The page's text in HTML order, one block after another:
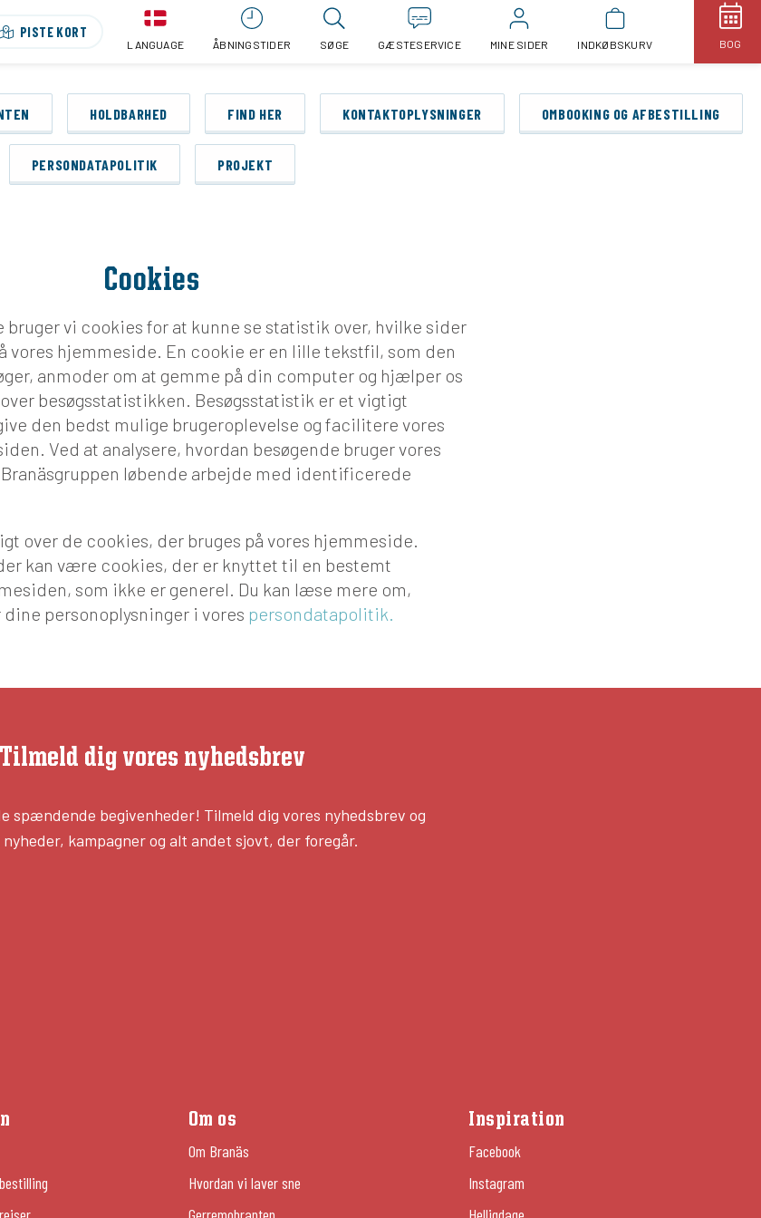
PISTE KORT
LANGUAGE ÅBNINGSTIDER SØGE GÆSTESERVICE MINE SIDER INDKØBSKURV BOG
HOLDBARHED FIND HER KONTAKTOPLYSNINGER OMBOOKING OG AFBESTILLING
PERSONDATAPOLITIK PROJEKT
Cookies
bruger vi cookies for at kunne se statistik over, hvilke sider
vores hjemmeside. En cookie er en lille tekstfil, som den
anmoder om at gemme på din computer og hjælper os
besøgsstatistikken. Besøgsstatistik er et vigtigt
den bedst mulige brugeroplevelse og facilitere vores
Ved at analysere, hvordan besøgende bruger vores
løbende arbejde med identificerede
over de cookies, der bruges på vores hjemmeside.
kan være cookies, der er knyttet til en bestemt
som ikke er generel. Du kan læse mere om,
personoplysninger i vores persondatapolitik.
Tilmeld dig vores nyhedsbrev
spændende begivenheder! Tilmeld dig vores nyhedsbrev og
nyheder, kampagner og alt andet sjovt, der foregår.
Om os
Om Branäs
Hvordan vi laver sne
Inspiration
Facebook
Instagram